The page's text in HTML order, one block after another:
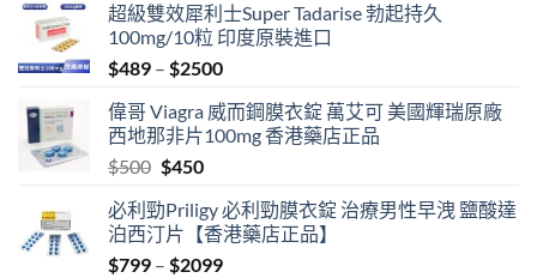
超級雙效犀利士Super Tadarise 勃起持久
100mg/10粒 印度原裝進口
$489 – $2500Price
$489
through
偉哥 Viagra 威而鋼膜衣錠 萬艾可 美國輝瑞原廠
西地那非片100mg 香港藥店正品
$500 Original
was:
$500.
$450Current
is:
$450.
必利勁Priligy 必利勁膜衣錠 治療男性早洩 鹽酸達
泊西汀片【香港藥店正品】
$799 – $2099Price